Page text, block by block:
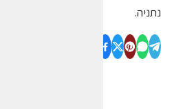
נתניה.